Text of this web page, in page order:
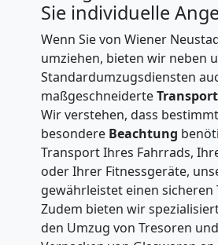
Sie individuelle
Wenn Sie von Wiener
umziehen, bieten wir neben
Standardumzugsdiensten
maßgeschneiderte
Wir verstehen, dass
besondere Beachtung
Transport Ihres Fahrrads,
oder Ihrer Fitnessgeräte,
gewährleistet einen sicheren
Zudem bieten wir
den Umzug von Tresoren
Wiener
Neustadt
Anfrage
Möbeltransport
National